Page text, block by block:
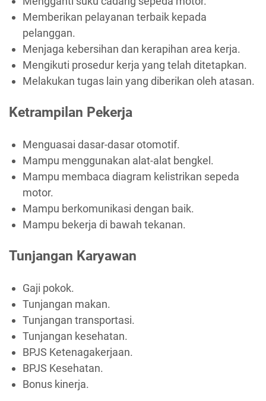
Memberikan pelayanan terbaik kepada
pelanggan.
Menjaga kebersihan dan kerapihan area kerja.
Mengikuti prosedur kerja yang telah ditetapkan.
Melakukan tugas lain yang diberikan oleh atasan.
Ketrampilan Pekerja
Menguasai dasar-dasar otomotif.
Mampu menggunakan alat-alat bengkel.
Mampu membaca diagram kelistrikan sepeda
motor.
Mampu berkomunikasi dengan baik.
Mampu bekerja di bawah tekanan.
Tunjangan Karyawan
Gaji pokok.
Tunjangan makan.
Tunjangan transportasi.
Tunjangan kesehatan.
BPJS Ketenagakerjaan.
BPJS Kesehatan.
Bonus kinerja.